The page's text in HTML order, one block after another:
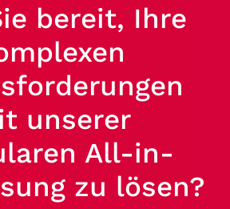
bereit, Ihre
unserer
All-in-
zu lösen?